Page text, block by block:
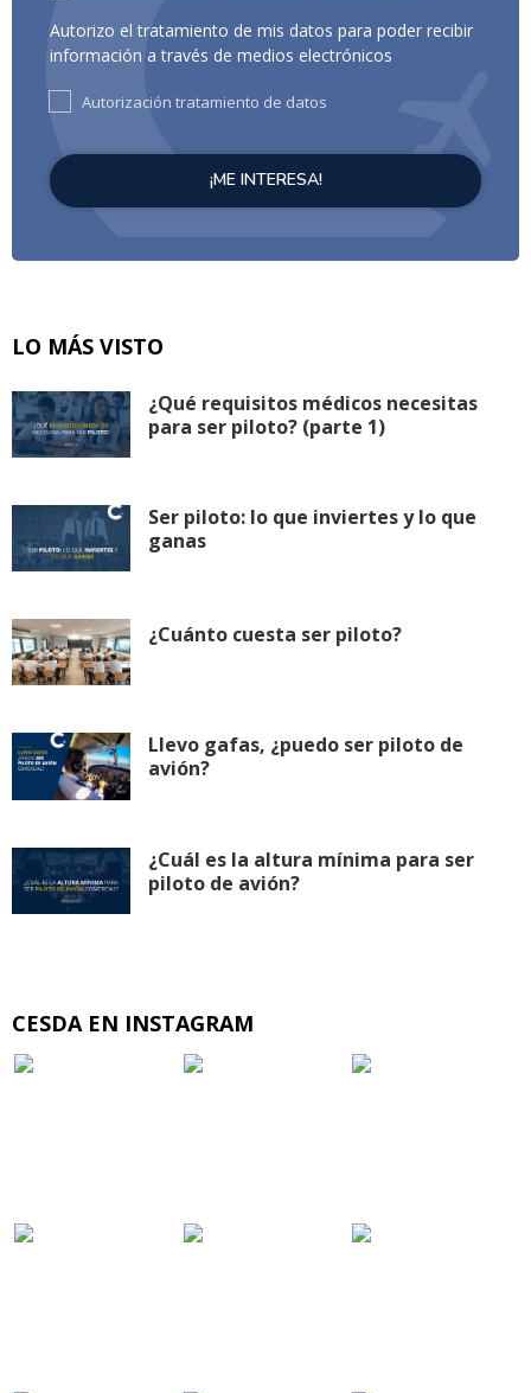
Autorizo el tratamiento de mis datos para poder recibir
información a través de medios electrónicos
Autorización tratamiento de datos
LO MÁS VISTO
¿Qué requisitos médicos necesitas
para ser piloto? (parte 1)
Ser piloto: lo que inviertes y lo que
ganas
¿Cuánto cuesta ser piloto?
Llevo gafas, ¿puedo ser piloto de
avión?
¿Cuál es la altura mínima para ser
piloto de avión?
CESDA EN INSTAGRAM